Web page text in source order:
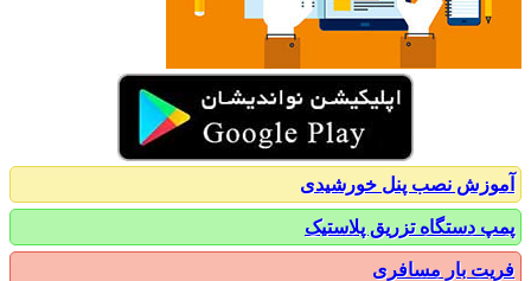
نصب پنل خورشیدی
دستگاه تزریق پلاستیک
بار مسافری